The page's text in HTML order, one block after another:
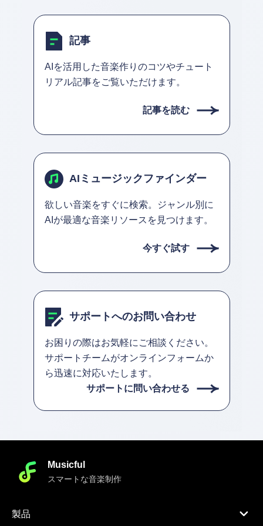
記事
AIを活用した音楽作りのコツやチュート
リアル記事をご覧いただけます。
記事を読む
AIミュージックファインダー
欲しい音楽をすぐに検索。ジャンル別に
AIが最適な音楽リソースを見つけます。
今すぐ試す
サポートへのお問い合わせ
お困りの際はお気軽にご相談ください。
サポートチームがオンラインフォームか
ら迅速に対応いたします。
サポートに問い合わせる
Musicful
スマートな音楽制作
製品